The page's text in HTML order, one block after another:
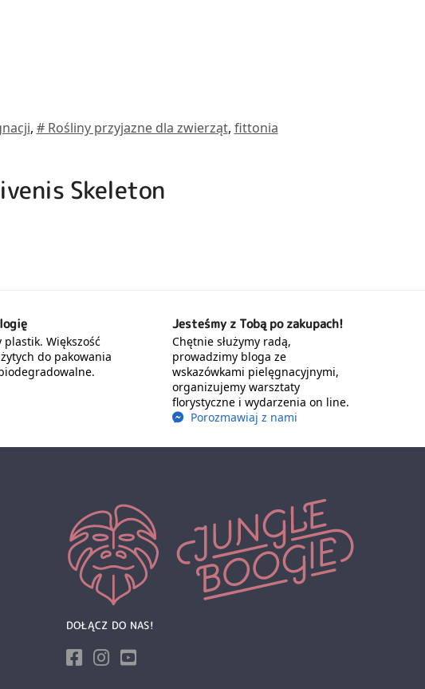
, # Rośliny przyjazne dla zwierząt, fittonia
Skeleton
Większość
do pakowania
Jesteśmy z Tobą po zakupach!
Chętnie służymy radą,
prowadzimy bloga ze
wskazówkami pielęgnacyjnymi,
organizujemy warsztaty
florystyczne i wydarzenia on line.
Porozmawiaj z nami
DOŁĄCZ DO NAS!